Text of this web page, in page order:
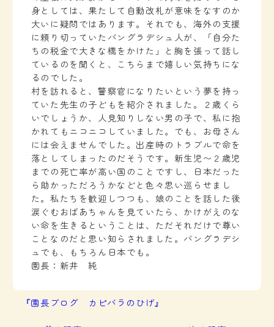
身としては、果たして自動改札が意味をなすのか
大いに疑問ではあります。それでも、海外の支援
に頼り切っていたバングラデシュ人が、「自分た
ちの税金で大きな橋をかけた」と胸を張って話し
ているのを聞くと、こちらまで嬉しい気持ちにな
るのでした。
村を訪れると、警察官になりたいという夢を持っ
ていた先生の子どもを紹介されました。２歳くら
いでしょうか、人見知りしない男の子で、私に抱
かれてもニコニコしていました。でも、お母さん
には会えませんでした。出産時のトラブルで命を
落としてしまったのだそうです。新生児〜２歳児
までの死亡率が高い国のことですし、日本だった
ら助かっただろうかなどと色々思い巡らせまし
た。私たちを歓迎しつつも、娘のことを話した後
涙ぐむおばあちゃんを見ていたら、かけがえのな
い命を生きるということは、ただそれだけで尊い
ことなのだと思い知らされました。バングラデシ
ュでも、もちろん日本でも。
園長：新井 純
『園長ブログ カピバラのひげ』